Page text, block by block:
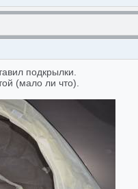
подкрылки.
(мало ли что).